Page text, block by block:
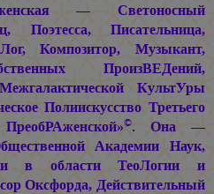
— Светоносный
Поэтесса, Писательница,
Композитор, Музыкант,
ПроизВЕДений,
КультУры
Полиискусство Третьего
©. Она —
Академии Наук,
в области ТеоЛогии и
Оксфорда, Действительный